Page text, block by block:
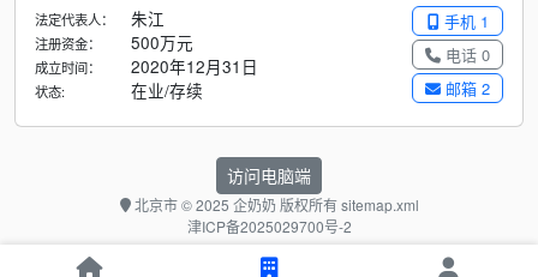
手机 1
电话 0
邮箱 2
法定代表人： 朱江
注册资金： 500万元
成立时间： 2020年12月31日
状态: 在业/存续
访问电脑端
北京市© 2025 企奶奶 版权所有sitemap.xml
津ICP备2025029700号-2